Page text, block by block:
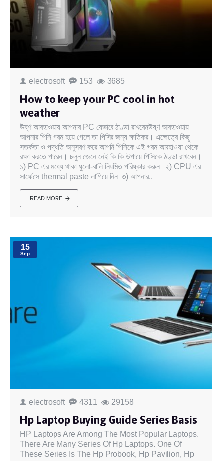
electrosoft 153 3685
How to keep your PC cool in hot
weather
উষ্ণ আবহাওয়ায় আপনার PC যেভাবে ঠাণ্ডা রাখবেনউষ্ণ আবহাওয়ায়
আপনার পিসি গরম হয়ে গেলে তা পিসির জন্য ক্ষতিকর। এক্ষেত্রে কিছু
সতর্কতা ও পদ্ধতি অনুসরণ করে আপনি পিসিকে এই গরম আবহাওয়া থেকে
রক্ষা করতে পারেন। চলুন জেনে নেই কি কি উপায়ে পিসিকে ঠাণ্ডা রাখবেন।
১) PC এর মধ্যে থাকা ধুলো-বালি নিয়মিত পরিষ্কার করুন ২) CPU এর
সার্ফেসে thermal paste লাগিয়ে নিন ৩) আপনার..
READ MORE
15
Sep
electrosoft 4311 29158
Hp Laptop Buying Guide Series Basis
HP Laptops Are Among The Most Popular Laptops.
There Are Many Series Of Hp Laptops. One Of
These Series Is The Hp Probook, Hp Pavilion, Hp